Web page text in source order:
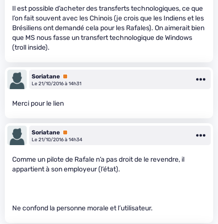
Il est possible d’acheter des transferts technologiques, ce que
l’on fait souvent avec les Chinois (je crois que les Indiens et les
Brésiliens ont demandé cela pour les Rafales). On aimerait bien
que MS nous fasse un transfert technologique de Windows
(troll inside).
Soriatane Premium
Le 21/10/2016 à 14h31
Merci pour le lien
Soriatane Premium
Le 21/10/2016 à 14h34
Comme un pilote de Rafale n’a pas droit de le revendre, il
appartient à son employeur (l’état).
Ne confond la personne morale et l’utilisateur.